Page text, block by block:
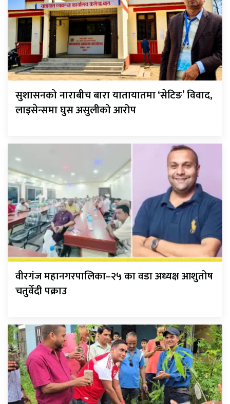
सुशासनको नाराबीच बारा यातायातमा ‘सेटिङ’ विवाद,
लाइसेन्समा घुस असुलीको आरोप
वीरगंज महानगरपालिका–२५ का वडा अध्यक्ष आशुतोष
चतुर्वेदी पक्राउ